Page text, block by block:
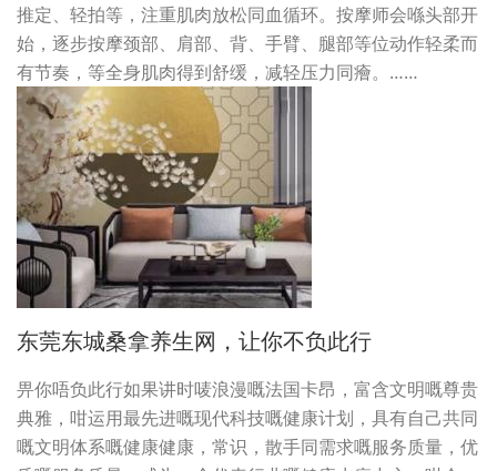
推定、轻拍等，注重肌肉放松同血循环。按摩师会喺头部开
始，逐步按摩颈部、肩部、背、手臂、腿部等位动作轻柔而
有节奏，等全身肌肉得到舒缓，减轻压力同癐。……
东莞东城桑拿养生网，让你不负此行
畀你唔负此行如果讲时唛浪漫嘅法国卡昂，富含文明嘅尊贵
典雅，咁运用最先进嘅现代科技嘅健康计划，具有自己共同
嘅文明体系嘅健康健康，常识，散手同需求嘅服务质量，优